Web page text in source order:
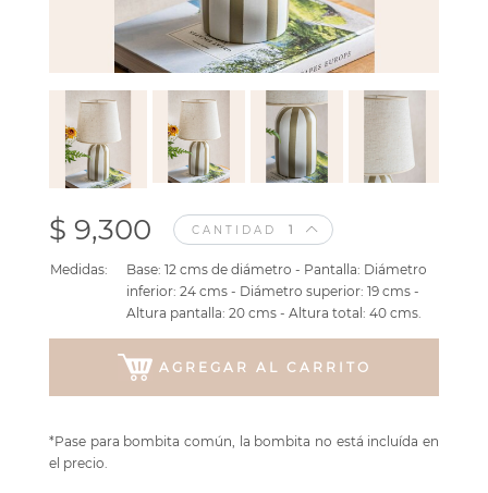
$ 9,300 CANTIDAD
Medidas:
Base: 12 cms de diámetro - Pantalla: Diámetro
inferior: 24 cms - Diámetro superior: 19 cms -
Altura pantalla: 20 cms - Altura total: 40 cms.
AGREGAR AL CARRITO
*Pase para bombita común, la bombita no está incluída en
el precio.